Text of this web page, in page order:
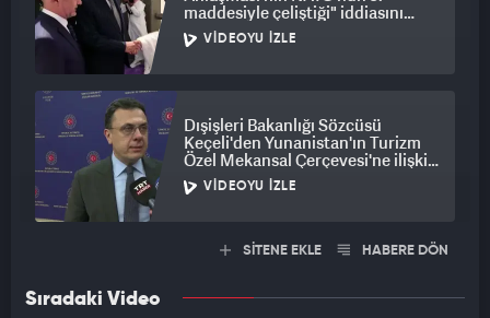
maddesiyle çeliştiği" iddiasını
yalanladı
VIDEOYU İZLE
Dışişleri Bakanlığı Sözcüsü
Keçeli'den Yunanistan'ın Turizm
Özel Mekansal Çerçevesi'ne ilişkin
açıklama
VIDEOYU İZLE
SİTENE EKLE HABERE DÖN
Sıradaki Video